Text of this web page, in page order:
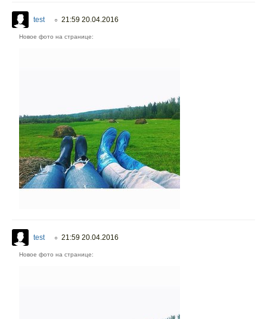
test ○ 21:59 20.04.2016
Новое фото на странице:
test ○ 21:59 20.04.2016
Новое фото на странице: